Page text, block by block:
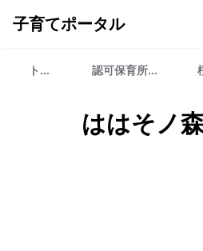
子育てポータル
トップ 認可保育所一覧
ははそノ